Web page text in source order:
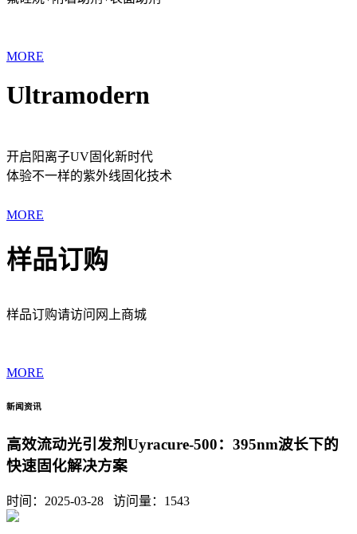
MORE
Ultramodern
开启阳离子UV固化新时代
体验不一样的紫外线固化技术
MORE
样品订购
样品订购请访问网上商城
MORE
新闻资讯
高效流动光引发剂Uyracure-500：395nm波长下的
快速固化解决方案
时间：2025-03-28 访问量： 1543